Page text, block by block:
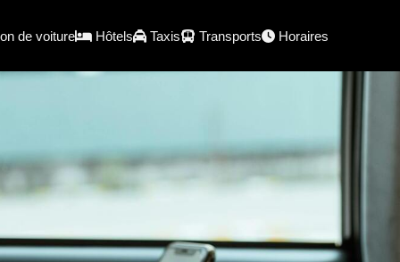
de voiture Hôtels Taxis Transports Horaires